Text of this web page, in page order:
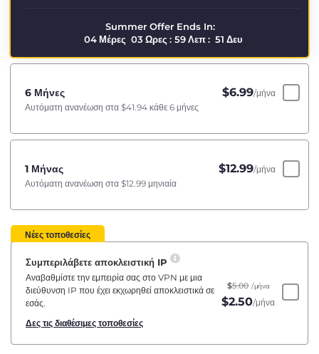
Summer Offer Ends In:
04 Μέρες 03 Ωρες : 59 Λεπ : 51 Δευ
6 Μήνες $6.99/μήνα
Αυτόματη ανανέωση στα $41.94 κάθε 6 μήνες
1 Μήνας $12.99/μήνα
Αυτόματη ανανέωση στα $12.99 μηνιαία
Νέες τοποθεσίες
Συμπεριλάβετε αποκλειστική IP
Αναβαθμίστε την εμπειρία σας στο VPN με μια
διεύθυνση IP που έχει εκχωρηθεί αποκλειστικά σε
εσάς.
Δες τις διαθέσιμες τοποθεσίες
$5.00 /μήνα
$2.50/μήνα